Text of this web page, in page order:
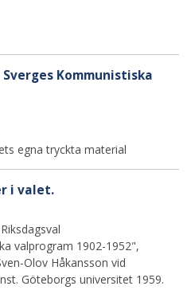
Kommunistiska
egna tryckta material
i valet.
valprogram 1902-1952",
Olov Håkansson vid
Göteborgs universitet 1959.